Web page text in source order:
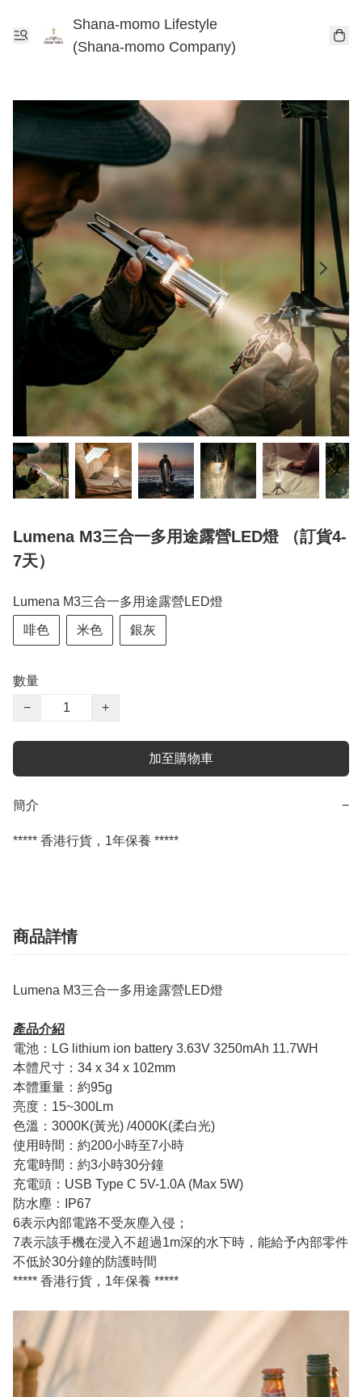
Shana-momo Lifestyle
(Shana-momo Company)
Lumena M3三合一多用途露營LED燈 （訂貨4-
7天）
Lumena M3三合一多用途露營LED燈
啡色 米色 銀灰
數量
−
+
加至購物車
簡介 −
***** 香港行貨，1年保養 *****
商品詳情
Lumena M3三合一多用途露營LED燈
產品介紹
電池：LG lithium ion battery 3.63V 3250mAh 11.7WH
本體尺寸：34 x 34 x 102mm
本體重量：約95g
亮度：15~300Lm
色溫：3000K(黃光) /4000K(柔白光)
使用時間：約200小時至7小時
充電時間：約3小時30分鐘
充電頭：USB Type C 5V-1.0A (Max 5W)
防水塵：IP67
6表示內部電路不受灰塵入侵；
7表示該手機在浸入不超過1m深的水下時，能給予內部零件
不低於30分鐘的防護時間
***** 香港行貨，1年保養 *****